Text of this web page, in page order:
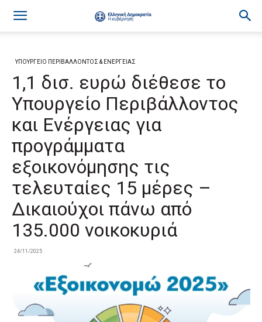
ΥΠΟΥΡΓΕΙΟ ΠΕΡΙΒΑΛΛΟΝΤΟΣ & ΕΝΕΡΓΕΙΑΣ
1,1 δισ. ευρώ διέθεσε το
Υπουργείο Περιβάλλοντος
και Ενέργειας για
προγράμματα
εξοικονόμησης τις
τελευταίες 15 μέρες –
Δικαιούχοι πάνω από
135.000 νοικοκυριά
24/11/2025